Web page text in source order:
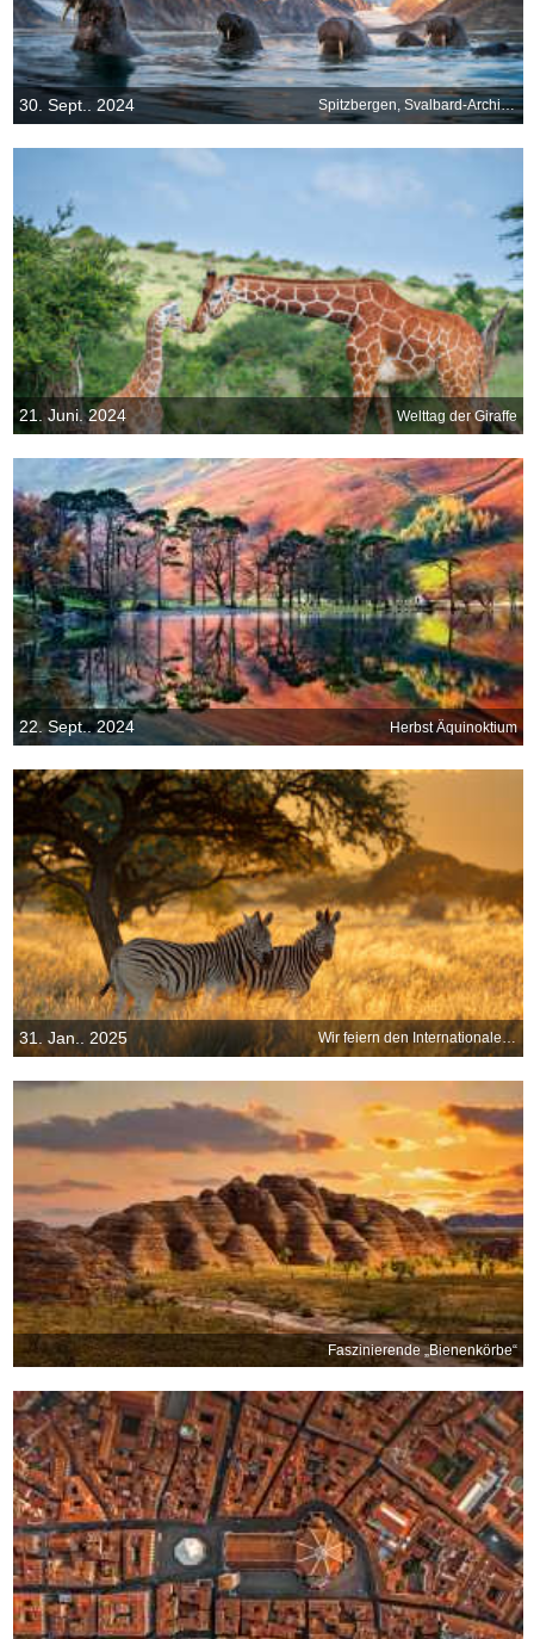
30. Sept.. 2024 Spitzbergen, Svalbard-Archipel, Norwegen
21. Juni. 2024 Welttag der Giraffe
22. Sept.. 2024 Herbst Äquinoktium
31. Jan.. 2025 Wir feiern den Internationalen Zebra-Tag!
Faszinierende „Bienenkörbe“